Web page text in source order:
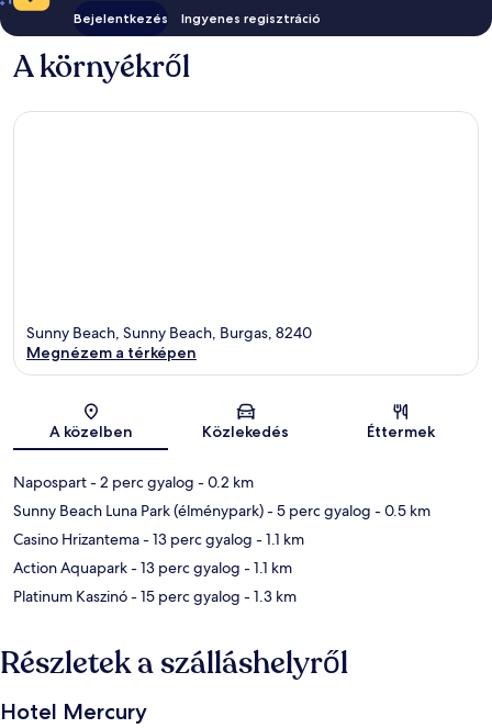
Bejelentkezés Ingyenes regisztráció
A környékről
Térkép
Sunny Beach, Sunny Beach, Burgas, 8240
Megnézem a térképen
A közelben Közlekedés Éttermek
Napospart- 2 perc gyalog - 0.2 km
Sunny Beach Luna Park (élménypark)- 5 perc gyalog - 0.5 km
Casino Hrizantema- 13 perc gyalog - 1.1 km
Action Aquapark- 13 perc gyalog - 1.1 km
Platinum Kaszinó- 15 perc gyalog - 1.3 km
Részletek a szálláshelyről
Hotel Mercury